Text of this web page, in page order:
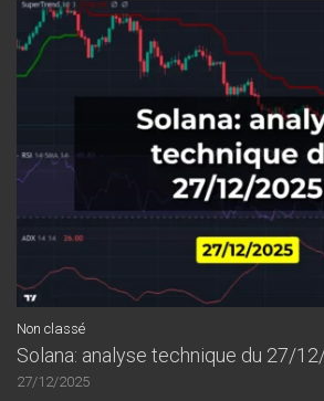
Non classé
Solana: analyse technique du 27/
27/12/2025